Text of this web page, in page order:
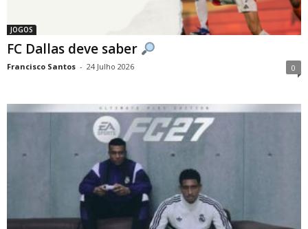
JOGOS
FC Dallas deve saber
Francisco Santos - 24 Julho 2026 0